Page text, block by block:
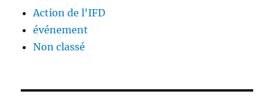
Action de l'IFD
événement
Non classé